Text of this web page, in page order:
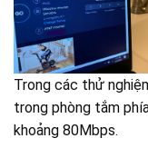
Trong các thử
trong phòng tắm
khoảng 80Mbps.